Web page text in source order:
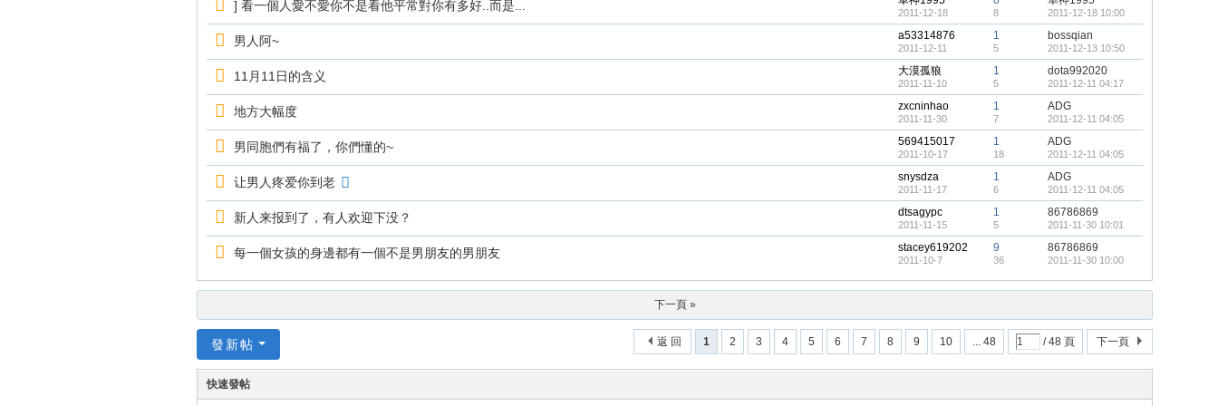
] 看一個人愛不愛你不是看他平常對你有多好..而是... 2011-12-18 8 2011-12-18 10:00
男人阿~ a53314876
2011-12-11
1
5
bossqian
2011-12-13 10:50
11月11日的含义 大漠孤狼
2011-11-10
1
5
dota992020
2011-12-11 04:17
地方大幅度 zxcninhao
2011-11-30
1
7
ADG
2011-12-11 04:05
男同胞們有福了，你們懂的~ 569415017
2011-10-17
1
18
ADG
2011-12-11 04:05
让男人疼爱你到老 snysdza
2011-11-17
1
6
ADG
2011-12-11 04:05
新人来报到了，有人欢迎下没？ dtsagypc
2011-11-15
1
5
86786869
2011-11-30 10:01
每一個女孩的身邊都有一個不是男朋友的男朋友 stacey619202
2011-10-7
9
36
86786869
2011-11-30 10:00
下一頁 »
1 2 3 4 5 6 7 8 9 10 ... 48 / 48 頁 下一頁
返 回
發新帖
快速發帖